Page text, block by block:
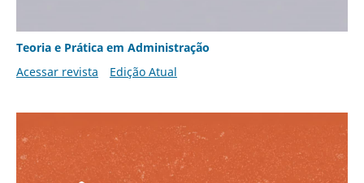
Teoria e Prática em Administração
Acessar revista
Edição Atual